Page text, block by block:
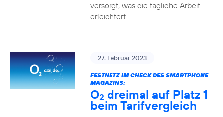
versorgt, was die tägliche Arbeit
erleichtert.
27. Februar 2023
FESTNETZ IM CHECK DES SMARTPHONE
MAGAZINS:
O2 dreimal auf Platz 1
beim Tarifvergleich